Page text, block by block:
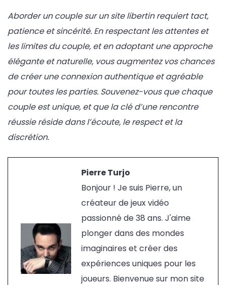
Aborder un couple sur un site libertin requiert tact,
patience et sincérité. En respectant les attentes et
les limites du couple, et en adoptant une approche
élégante et naturelle, vous augmentez vos chances
de créer une connexion authentique et agréable
pour toutes les parties. Souvenez-vous que chaque
couple est unique, et que la clé d’une rencontre
réussie réside dans l’écoute, le respect et la
discrétion.
Pierre Turjo
Bonjour ! Je suis Pierre, un
créateur de jeux vidéo
passionné de 38 ans. J'aime
plonger dans des mondes
imaginaires et créer des
expériences uniques pour les
joueurs. Bienvenue sur mon site